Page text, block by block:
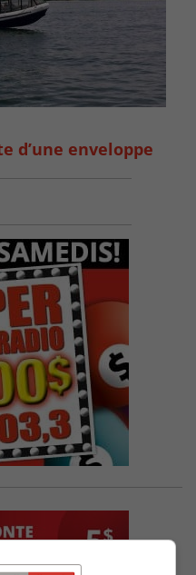
d’une enveloppe